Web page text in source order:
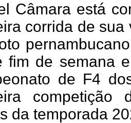
Câmara está
corrida de
fim de semana
de F4
da temporada